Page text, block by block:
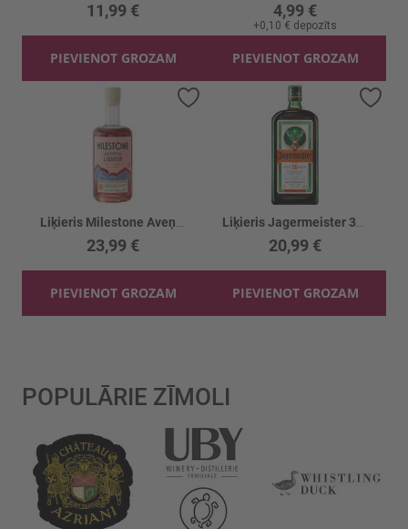
11,99 €
PIEVIENOT GROZAM
4,99 €
+0,10 € depozīts
PIEVIENOT GROZAM
23,99 €
PIEVIENOT GROZAM
Pievienot vēlmju sarakstam
20,99 €
PIEVIENOT GROZAM
POPULĀRIE ZĪMOLI